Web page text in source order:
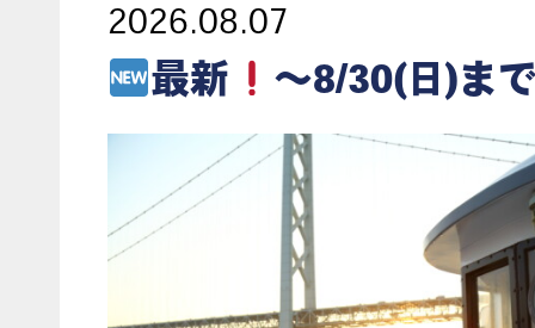
2026.08.07
最新 ～8/30(日)ま